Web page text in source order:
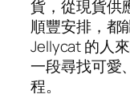
貨，從現貨供
順豐安排，都
Jellycat 的人
一段尋找可愛
程。